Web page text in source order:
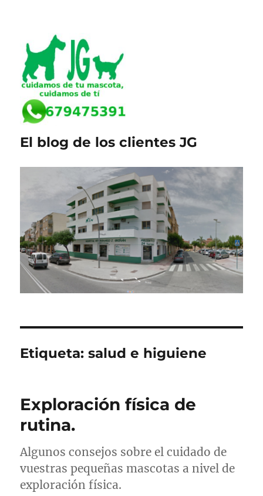
El blog de los clientes JG
Etiqueta:salud e higuiene
Exploración física de
rutina.
Algunos consejos sobre el cuidado de
vuestras pequeñas mascotas a nivel de
exploración física.